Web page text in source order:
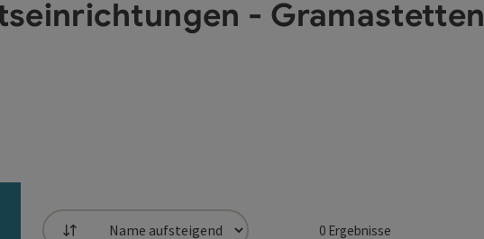
- Gramastetten
0Ergebnisse